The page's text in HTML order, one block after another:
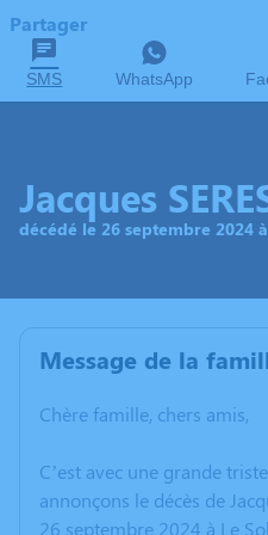
Partager
SMS WhatsApp
Jacques
décédé le 26 septembre 2024
Message de la
Chère famille, chers amis,
C’est avec une grande
annonçons le décès de
26 septembre 2024 à Le